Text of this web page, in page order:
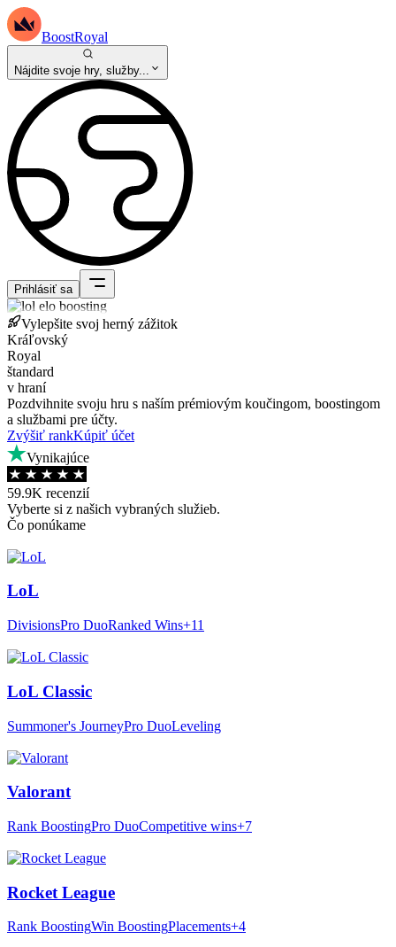
BoostRoyal
Nájdite svoje hry, služby...
Prihlásiť sa
Vylepšite svoj herný zážitok
Kráľovský
Royal
štandard
v hraní
Pozdvihnite svoju hru s naším prémiovým koučingom, boostingom
a službami pre účty.
Zvýšiť rankKúpiť účet
Vynikajúce
59.9K recenzií
Vyberte si z našich vybraných služieb.
Čo ponúkame
LoL
DivisionsPro DuoRanked Wins+11
LoL Classic
Summoner's JourneyPro DuoLeveling
Valorant
Rank BoostingPro DuoCompetitive wins+7
Rocket League
Rank BoostingWin BoostingPlacements+4